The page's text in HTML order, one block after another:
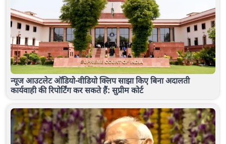
न्यूज आउटलेट ऑडियो-वीडियो क्लिप साझा किए बिना अदालती
कार्यवाही की रिपोर्टिंग कर सकते हैं: सुप्रीम कोर्ट